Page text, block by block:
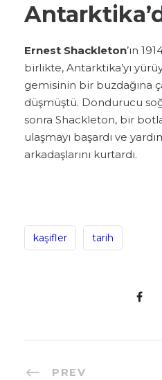
Ernest Shackleton’ın
birlikte, Antarktika’yı
gemisinin bir buzdağına
düşmüştü. Dondurucu
sonra Shackleton, bir
ulaşmayı başardı ve
arkadaşlarını kurtardı.
kaşifler tarih
PREV